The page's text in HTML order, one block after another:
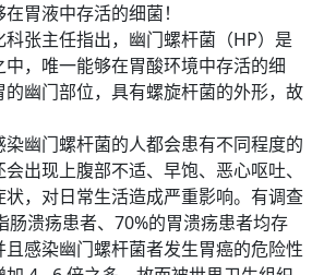
胃液中存活的细菌！
张主任指出，幽门螺杆菌（HP）是
，唯一能够在胃酸环境中存活的细
幽门部位，具有螺旋杆菌的外形，故
幽门螺杆菌的人都会患有不同程度的
出现上腹部不适、早饱、恶心呕吐、
，对日常生活造成严重影响。有调查
肠溃疡患者、70%的胃溃疡患者均存
感染幽门螺杆菌者发生胃癌的危险性